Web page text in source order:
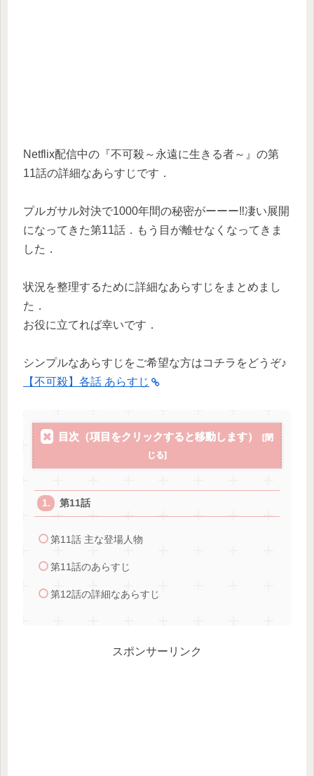
Netflix配信中の『不可殺～永遠に生きる者～』の第
11話の詳細なあらすじです．
プルガサル対決で1000年間の秘密がーーー‼凄い展開
になってきた第11話．もう目が離せなくなってきま
した．
状況を整理するために詳細なあらすじをまとめまし
た．
お役に立てれば幸いです．
シンプルなあらすじをご希望な方はコチラをどうぞ♪
【不可殺】各話 あらすじ
目次（項目をクリックすると移動します）
第11話
第11話 主な登場人物
第11話のあらすじ
第12話の詳細なあらすじ
スポンサーリンク